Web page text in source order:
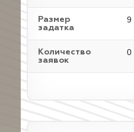
Размер
задатка
9
Количество
заявок
0